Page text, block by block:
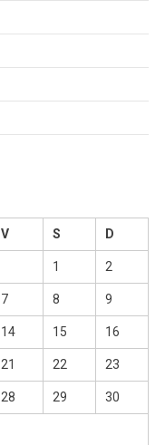
V S D
1 2
7 8 9
14 15 16
21 22 23
28 29 30